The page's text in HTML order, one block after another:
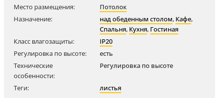
Место размещения:
Потолок
Назначение:
над обеденным столом, Кафе,
Спальня, Кухня, Гостиная
Класс влагозащиты:
IP20
Регулировка по высоте:
есть
Технические
особенности:
Регулировка по высоте
Теги: листья